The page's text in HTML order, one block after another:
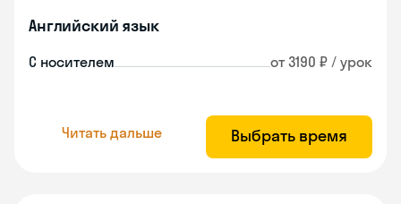
Английский язык
С носителем от 3190 ₽ / урок
Читать дальше Выбрать время